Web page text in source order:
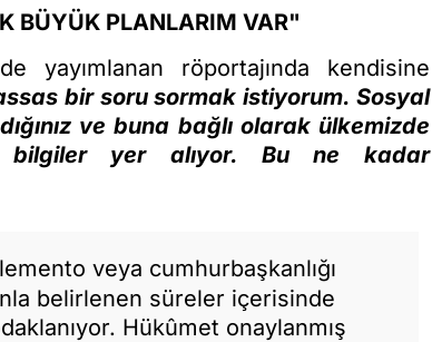
BÜYÜK PLANLARIM VAR"
yayımlanan röportajında kendisine
bir soru sormak istiyorum. Sosyal
ve buna bağlı olarak ülkemizde
bilgiler yer alıyor. Bu ne kadar
veya cumhurbaşkanlığı
belirlenen süreler içerisinde
Hükûmet onaylanmış